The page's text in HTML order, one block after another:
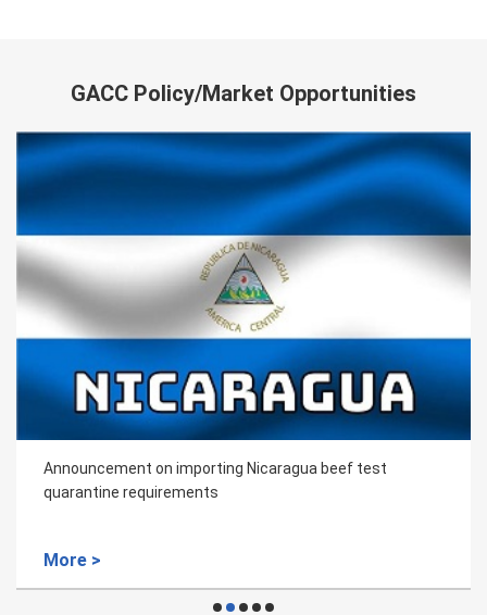
GACC Policy/Market Opportunities
Announcement on importing Nicaragua beef test
quarantine requirements
More >